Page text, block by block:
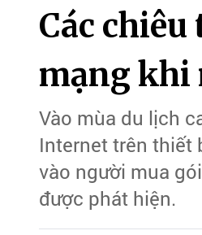
Các
mạng khi
Vào mùa du lịch
Internet trên thiết
vào người mua
được phát hiện.